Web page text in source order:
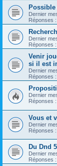
Dernier
Réponses :
Dernier
Réponses :
Venir
si il est
Dernier
Réponses :
Dernier
Réponses :
Vous et
Dernier
Réponses :
Du Dnd
Dernier
Réponses :